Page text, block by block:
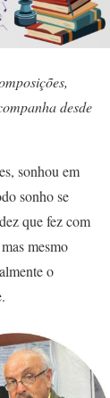
desde
sonhou em
sonho se
que fez com
mesmo
o